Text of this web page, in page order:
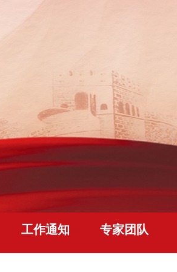
工作通知 专家团队